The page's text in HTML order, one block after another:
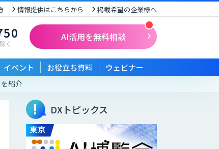
情報提供はこちらから 掲載希望の企業様へ
く
AI活用を無料相談
イベント お役立ち資料 ウェビナー
紹介
DXトピックス